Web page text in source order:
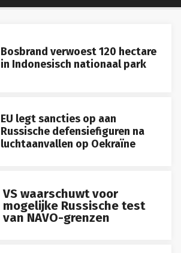
Bosbrand verwoest 120 hectare
in Indonesisch nationaal park
EU legt sancties op aan
Russische defensiefiguren na
luchtaanvallen op Oekraïne
VS waarschuwt voor
mogelijke Russische test
van NAVO-grenzen